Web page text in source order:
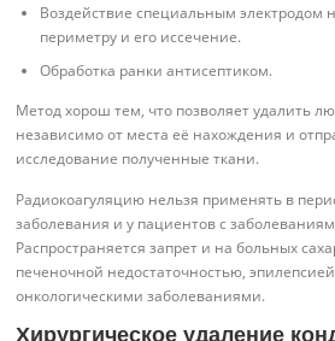
Воздействие специальным электродом
периметру и его иссечение.
Обработка ранки антисептиком.
Метод хорош тем, что позволяет удалить
независимо от места её нахождения и
исследование полученные ткани.
Радиокоагуляцию нельзя применять в
заболевания и у пациентов с
Распространяется запрет и на больных
печеночной недостаточностью,
онкологическими заболеваниями.
Хирургическое удаление